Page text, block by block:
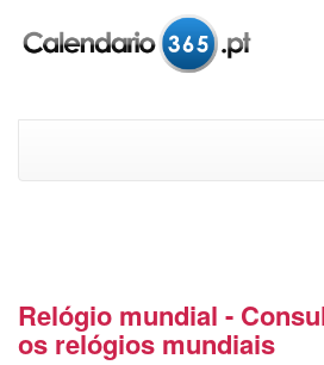
Relógio mundial -
os relógios mundiais